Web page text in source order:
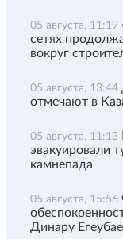
05 августа, 11:19
сетях
вокруг
05 августа, 13:44
отмечают в
05 августа, 11:13
эвакуировали
камнепада
05 августа, 15:56
Динару